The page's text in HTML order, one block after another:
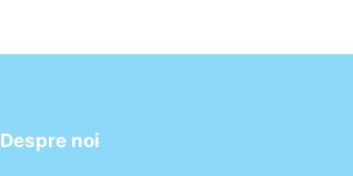
Despre noi